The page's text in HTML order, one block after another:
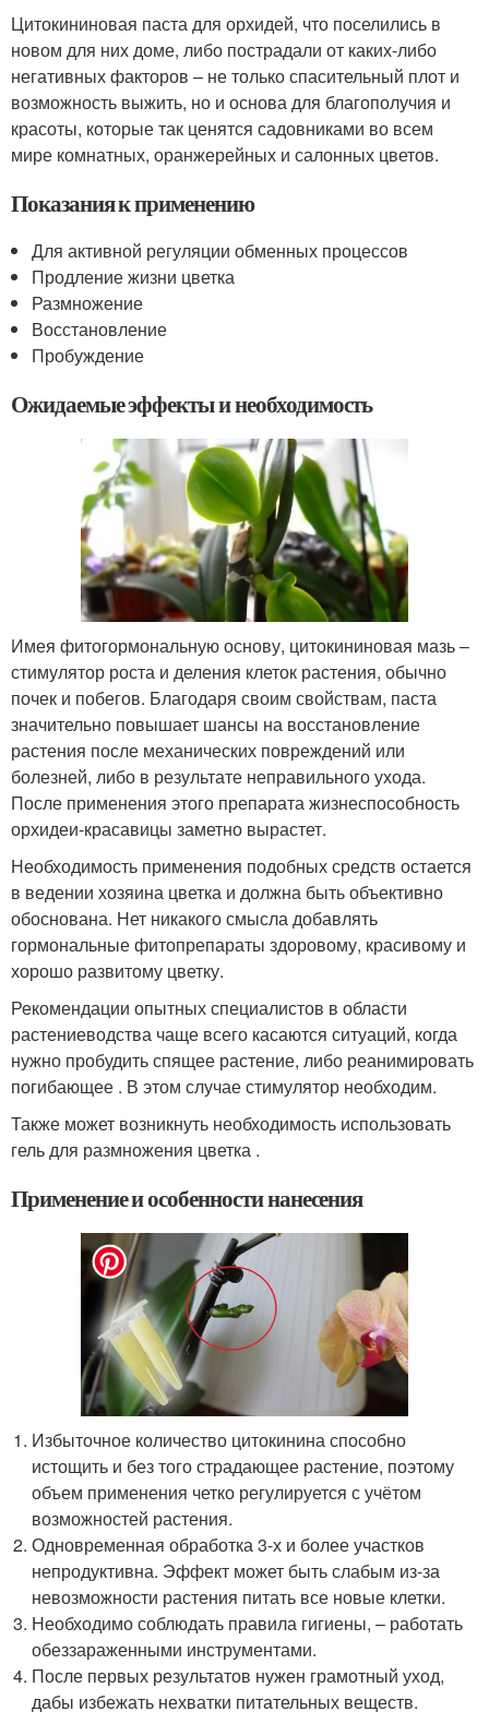
Цитокининовая паста для орхидей, что поселились в
новом для них доме, либо пострадали от каких-либо
негативных факторов – не только спасительный плот и
возможность выжить, но и основа для благополучия и
красоты, которые так ценятся садовниками во всем
мире комнатных, оранжерейных и салонных цветов.
Показания к применению
Для активной регуляции обменных процессов
Продление жизни цветка
Размножение
Восстановление
Пробуждение
Ожидаемые эффекты и необходимость
Имея фитогормональную основу, цитокининовая мазь –
стимулятор роста и деления клеток растения, обычно
почек и побегов. Благодаря своим свойствам, паста
значительно повышает шансы на восстановление
растения после механических повреждений или
болезней, либо в результате неправильного ухода.
После применения этого препарата жизнеспособность
орхидеи-красавицы заметно вырастет.
Необходимость применения подобных средств остается
в ведении хозяина цветка и должна быть объективно
обоснована. Нет никакого смысла добавлять
гормональные фитопрепараты здоровому, красивому и
хорошо развитому цветку.
Рекомендации опытных специалистов в области
растениеводства чаще всего касаются ситуаций, когда
нужно пробудить спящее растение, либо реанимировать
погибающее . В этом случае стимулятор необходим.
Также может возникнуть необходимость использовать
гель для размножения цветка .
Применение и особенности нанесения
Избыточное количество цитокинина способно
истощить и без того страдающее растение, поэтому
объем применения четко регулируется с учётом
возможностей растения.
Одновременная обработка 3-х и более участков
непродуктивна. Эффект может быть слабым из-за
невозможности растения питать все новые клетки.
Необходимо соблюдать правила гигиены, – работать
обеззараженными инструментами.
После первых результатов нужен грамотный уход,
дабы избежать нехватки питательных веществ.